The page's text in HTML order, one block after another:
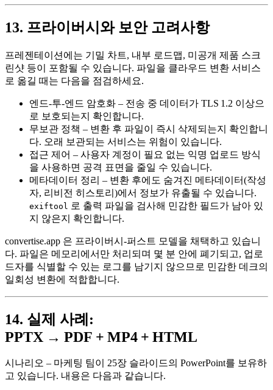
13. 프라이버시와 보안 고려사항
프레젠테이션에는 기밀 차트, 내부 로드맵, 미공개 제품 스크
린샷 등이 포함될 수 있습니다. 파일을 클라우드 변환 서비스
로 옮길 때는 다음을 점검하세요.
엔드‑투‑엔드 암호화 – 전송 중 데이터가 TLS 1.2 이상으
로 보호되는지 확인합니다.
무보관 정책 – 변환 후 파일이 즉시 삭제되는지 확인합니
다. 오래 보관되는 서비스는 위험이 있습니다.
접근 제어 – 사용자 계정이 필요 없는 익명 업로드 방식
을 사용하면 공격 표면을 줄일 수 있습니다.
메타데이터 정리 – 변환 후에도 숨겨진 메타데이터(작성
자, 리비전 히스토리)에서 정보가 유출될 수 있습니다.
exiftool 로 출력 파일을 검사해 민감한 필드가 남아 있
지 않은지 확인합니다.
convertise.app 은 프라이버시‑퍼스트 모델을 채택하고 있습니
다. 파일은 메모리에서만 처리되며 몇 분 안에 폐기되고, 업로
드자를 식별할 수 있는 로그를 남기지 않으므로 민감한 데크의
일회성 변환에 적합합니다.
14. 실제 사례:
PPTX → PDF + MP4 + HTML
시나리오 – 마케팅 팀이 25장 슬라이드의 PowerPoint를 보유하
고 있습니다. 내용은 다음과 같습니다.